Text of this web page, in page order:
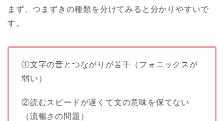
まず、つまずきの種類を分けてみると分かりやすいで
す。
①文字の音とつながりが苦手（フォニックスが
弱い）
②読むスピードが遅くて文の意味を保てない
（流暢さの問題）